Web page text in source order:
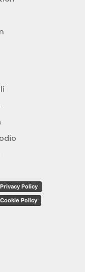
Privacy Policy
Cookie Policy